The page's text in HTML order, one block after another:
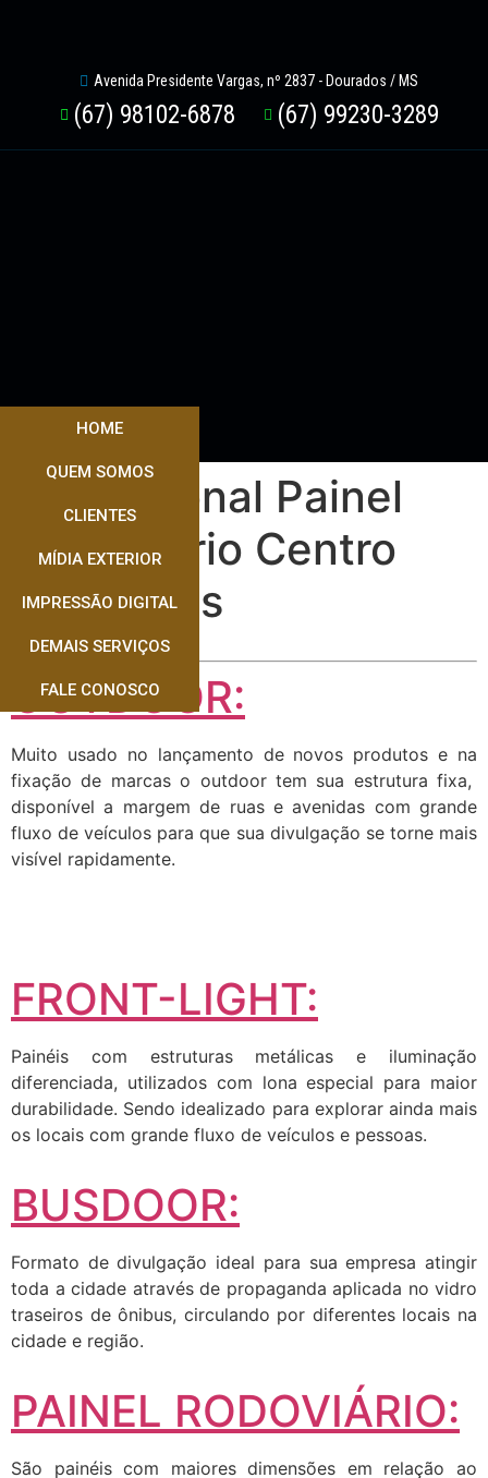
Avenida Presidente Vargas, nº 2837 - Dourados / MS
(67) 98102-6878 (67) 99230-3289
HOME
QUEM SOMOS
CLIENTES
MÍDIA EXTERIOR
IMPRESSÃO DIGITAL
DEMAIS SERVIÇOS
FALE CONOSCO
Profissional Painel
Rodoviário Centro
Dourados
OUTDOOR:
Muito usado no lançamento de novos produtos e na
fixação de marcas o outdoor tem sua estrutura fixa,
disponível a margem de ruas e avenidas com grande
fluxo de veículos para que sua divulgação se torne mais
visível rapidamente.
FRONT-LIGHT:
Painéis com estruturas metálicas e iluminação
diferenciada, utilizados com lona especial para maior
durabilidade. Sendo idealizado para explorar ainda mais
os locais com grande fluxo de veículos e pessoas.
BUSDOOR:
Formato de divulgação ideal para sua empresa atingir
toda a cidade através de propaganda aplicada no vidro
traseiros de ônibus, circulando por diferentes locais na
cidade e região.
PAINEL RODOVIÁRIO:
São painéis com maiores dimensões em relação ao